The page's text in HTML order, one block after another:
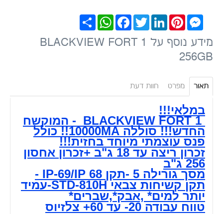
שתף
WhatsAppFacebook TwitterLinkedInPinterest
Messenger
מידע נוסף על BLACKVIEW FORT 1
256GB
תאור מפרט חוות דעת
במלאי!!!
BLACKVIEW FORT 1 - המוקשח
החדש!!! סוללה 10000MA!! כולל
פנס עוצמתי מיוחד בחזית!!!
זכרון ריצה עד 18 ג"ב +זכרון אחסון
256 ג"ב
מסך גורילה 5 -תקן IP-69/IP 68 -
תקן קשיחות צבאי STD-810H-עמיד
יותר למים* ,אבק*,שברים*
טווח עבודה 20- עד 60+ צלזיוס